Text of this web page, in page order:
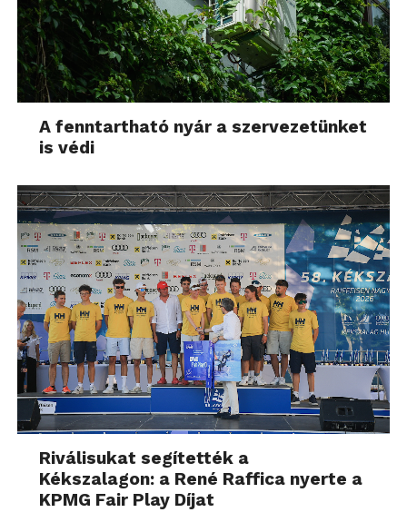
A fenntartható nyár a szervezetünket
is védi
Riválisukat segítették a
Kékszalagon: a René Raffica nyerte a
KPMG Fair Play Díjat